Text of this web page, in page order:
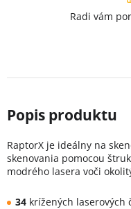
Radi vám
RaptorX je ideálny na
skenovania pomocou
modrého lasera voči
34 krížených laserových